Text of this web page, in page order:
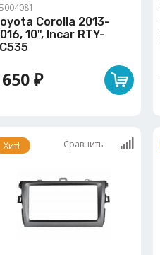
Corolla 2013-
10", Incar RTY-
₽
Хит! Сравнить